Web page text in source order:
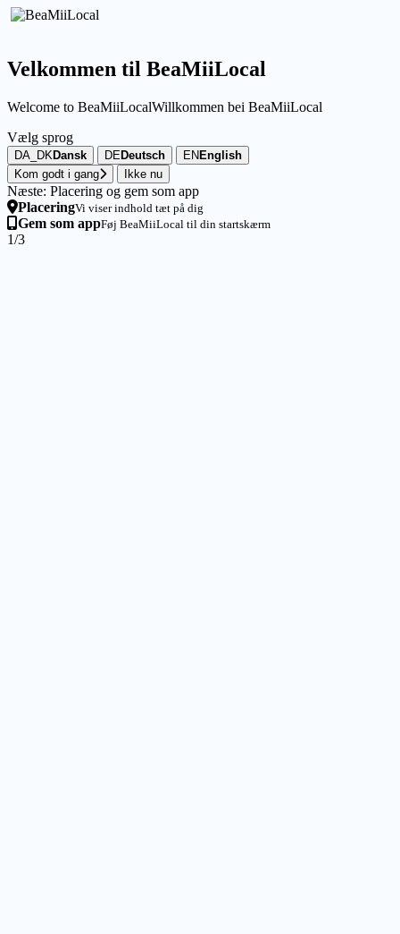
Velkommen til BeaMiiLocal
Welcome to BeaMiiLocalWillkommen bei BeaMiiLocal
Vælg sprog
DA_DK Dansk DE Deutsch EN English
Kom godt i gang
Ikke nu
Næste: Placering og gem som app
PlaceringVi viser indhold tæt på dig
Gem som appFøj BeaMiiLocal til din startskærm
1/3